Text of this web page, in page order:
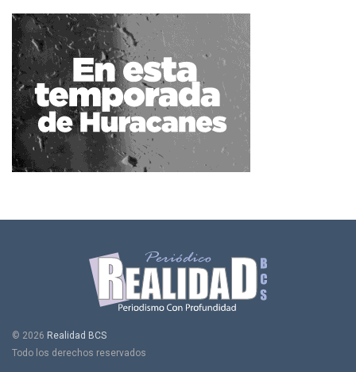
© 2026 Realidad BCS
Todo los derechos reservados